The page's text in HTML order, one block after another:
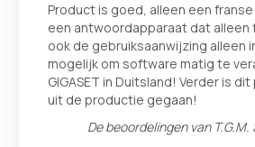
Product is goed, alleen een
een antwoordapparaat dat alleen
ook de gebruiksaanwijzing alleen
mogelijk om software matig te
GIGASET in Duitsland! Verder is
uit de productie gegaan!
De beoordelingen van